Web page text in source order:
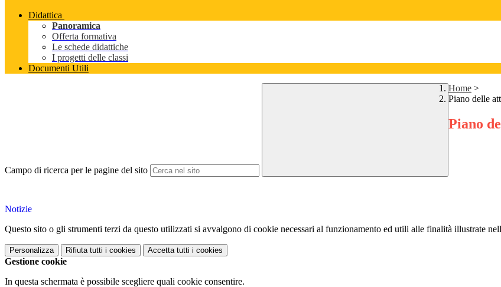
Didattica
Panoramica
Offerta formativa
Le schede didattiche
I progetti delle classi
Documenti Utili
Campo di ricerca per le pagine del sito
Home >
Piano delle
Piano
Notizie
Questo sito o gli strumenti terzi da questo utilizzati si avvalgono di cookie necessari al funzionamento ed utili alle finalità illustrate
Personalizza Rifiuta tutti i cookies Accetta tutti i cookies
Gestione cookie
In questa schermata è possibile scegliere quali cookie consentire.